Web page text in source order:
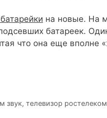
на новые. На
батареек.
что она еще вполне
звук, телевизор ростелеком